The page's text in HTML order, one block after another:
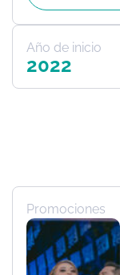
Año de inicio
2022
Promociones